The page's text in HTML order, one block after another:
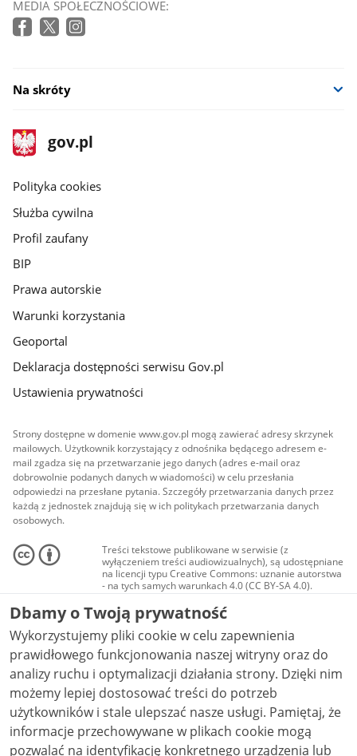
MEDIA SPOŁECZNOŚCIOWE:
Na skróty
stopka
gov.pl
Strona
gov.pl
gov.pl
Polityka cookies
Służba cywilna
Profil zaufany
BIP
Prawa autorskie
Warunki korzystania
Geoportal
Deklaracja dostępności serwisu Gov.pl
Ustawienia prywatności
Strony dostępne w domenie www.gov.pl mogą zawierać adresy skrzynek
mailowych. Użytkownik korzystający z odnośnika będącego adresem e-
mail zgadza się na przetwarzanie jego danych (adres e-mail oraz
dobrowolnie podanych danych w wiadomości) w celu przesłania
odpowiedzi na przesłane pytania. Szczegóły przetwarzania danych przez
każdą z jednostek znajdują się w ich politykach przetwarzania danych
osobowych.
Treści tekstowe publikowane w serwisie (z
wyłączeniem treści audiowizualnych), są udostępniane
na licencji typu Creative Commons: uznanie autorstwa
- na tych samych warunkach 4.0 (CC BY-SA 4.0).
Materiały audiowizualne, w tym zdjęcia, materiały
audio i wideo, są udostępniane na licencji typu
Creative Commons: uznanie autorstwa użycie
niekomercyjne - bez utworów zależnych 4.0 (CC BY-
NC-ND 4.0), o ile nie jest to stwierdzone inaczej.
Dbamy o Twoją prywatność
Wykorzystujemy pliki cookie w celu zapewnienia
prawidłowego funkcjonowania naszej witryny oraz do
analizy ruchu i optymalizacji działania strony. Dzięki nim
możemy lepiej dostosować treści do potrzeb
użytkowników i stale ulepszać nasze usługi. Pamiętaj, że
informacje przechowywane w plikach cookie mogą
pozwalać na identyfikację konkretnego urządzenia lub